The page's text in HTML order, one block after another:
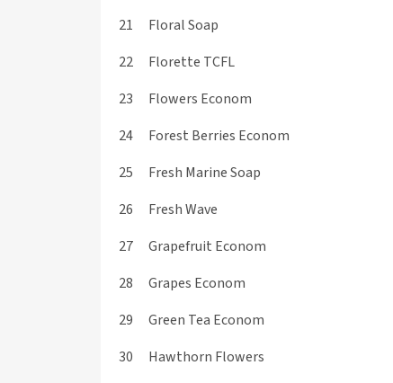
21
Floral Soap
22
Florette TCFL
23
Flowers Econom
24
Forest Berries Econom
25
Fresh Marine Soap
26
Fresh Wave
27
Grapefruit Econom
28
Grapes Econom
29
Green Tea Econom
30
Hawthorn Flowers